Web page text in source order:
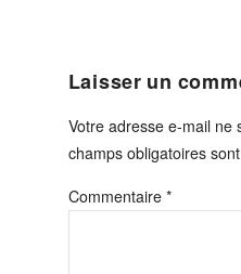
Laisser un
Votre adresse e-mail ne
champs obligatoires
Commentaire *